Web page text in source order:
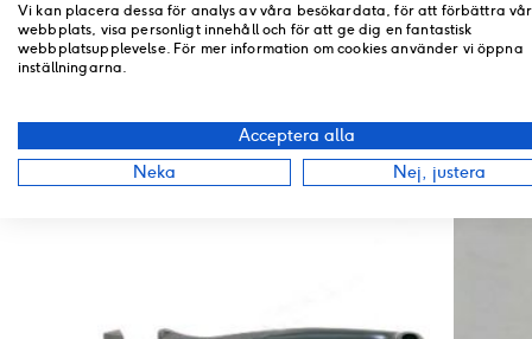
BUTIKSLAGER
ANDRA PRODUKTER FRÅN SAMMA KATEGORI
Vi kan placera dessa för analys av våra besökardata, för att förbättra vår
webbplats, visa personligt innehåll och för att ge dig en fantastisk
webbplatsupplevelse. För mer information om cookies använder vi öppna
inställningarna.
Acceptera alla
Neka
Nej, justera